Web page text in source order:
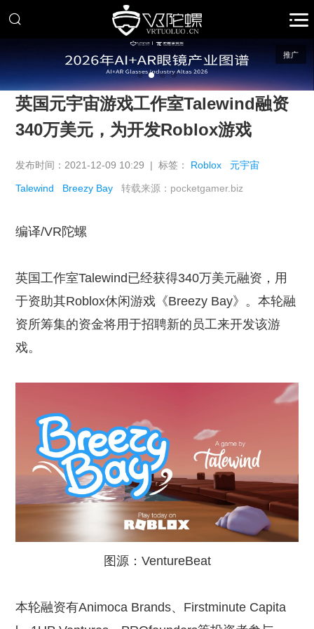
推广
英国元宇宙游戏工作室Talewind融资
340万美元，为开发Roblox游戏
发布时间：2021-12-09 10:29 | 标签： Roblox 元宇宙
Talewind Breezy Bay 转载来源：pocketgamer.biz
编译/VR陀螺
英国工作室Talewind已经获得340万美元融资，用
于资助其Roblox休闲游戏《Breezy Bay》。本轮融
资所筹集的资金将用于招聘新的员工来开发该游
戏。
图源：VentureBeat
本轮融资有Animoca Brands、Firstminute Capita